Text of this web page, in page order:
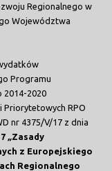
Regionalnego w
Województwa
Programu
2014-2020
RPO
nr 4375/V/17 z dnia
Zasady
z Europejskiego
Regionalnego